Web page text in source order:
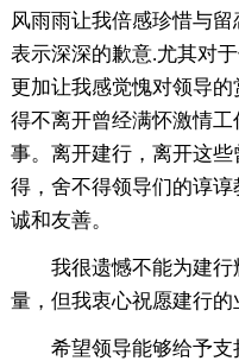
风雨雨让我倍感珍惜与
表示深深的歉意.尤其对
更加让我感觉愧对领导
得不离开曾经满怀激情
事。离开建行，离开这
得，舍不得领导们的谆
诚和友善。
我很遗憾不能为建
量，但我衷心祝愿建行
希望领导能够给予